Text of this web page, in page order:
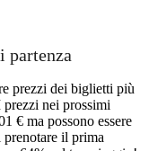
partenza
prezzi dei biglietti più
nei prossimi
€ ma possono essere
il prima